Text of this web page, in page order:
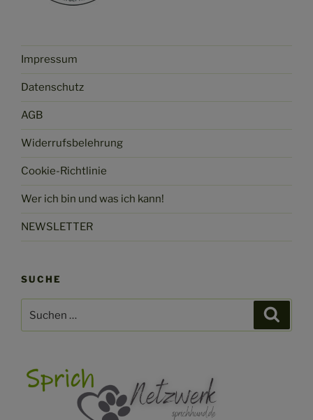
Impressum
Datenschutz
AGB
Widerrufsbelehrung
Cookie-Richtlinie
Wer ich bin und was ich kann!
NEWSLETTER
SUCHE
nach: